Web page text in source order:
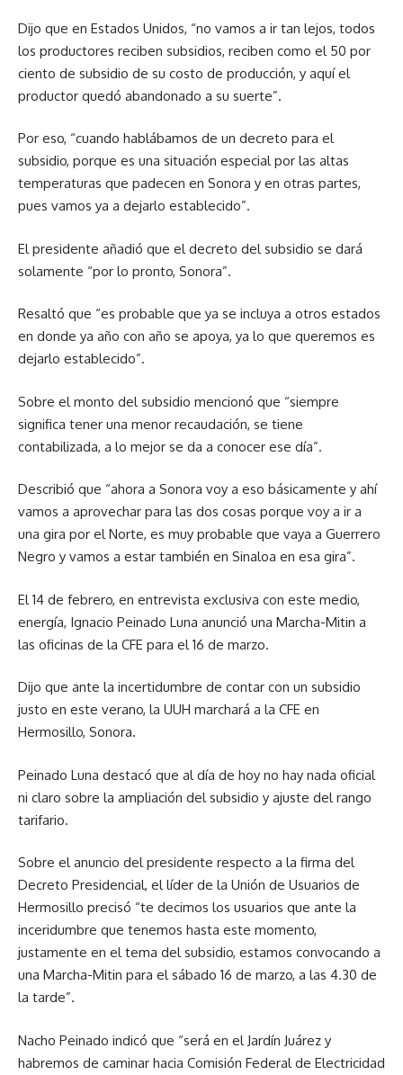
Dijo que en Estados Unidos, “no vamos a ir tan lejos, todos
los productores reciben subsidios, reciben como el 50 por
ciento de subsidio de su costo de producción, y aquí el
productor quedó abandonado a su suerte”.
Por eso, “cuando hablábamos de un decreto para el
subsidio, porque es una situación especial por las altas
temperaturas que padecen en Sonora y en otras partes,
pues vamos ya a dejarlo establecido”.
El presidente añadió que el decreto del subsidio se dará
solamente “por lo pronto, Sonora”.
Resaltó que “es probable que ya se incluya a otros estados
en donde ya año con año se apoya, ya lo que queremos es
dejarlo establecido”.
Sobre el monto del subsidio mencionó que “siempre
significa tener una menor recaudación, se tiene
contabilizada, a lo mejor se da a conocer ese día”.
Describió que “ahora a Sonora voy a eso básicamente y ahí
vamos a aprovechar para las dos cosas porque voy a ir a
una gira por el Norte, es muy probable que vaya a Guerrero
Negro y vamos a estar también en Sinaloa en esa gira”.
El 14 de febrero, en entrevista exclusiva con este medio,
energía, Ignacio Peinado Luna anunció una Marcha-Mitin a
las oficinas de la CFE para el 16 de marzo.
Dijo que ante la incertidumbre de contar con un subsidio
justo en este verano, la UUH marchará a la CFE en
Hermosillo, Sonora.
Peinado Luna destacó que al día de hoy no hay nada oficial
ni claro sobre la ampliación del subsidio y ajuste del rango
tarifario.
Sobre el anuncio del presidente respecto a la firma del
Decreto Presidencial, el líder de la Unión de Usuarios de
Hermosillo precisó “te decimos los usuarios que ante la
inceridumbre que tenemos hasta este momento,
justamente en el tema del subsidio, estamos convocando a
una Marcha-Mitin para el sábado 16 de marzo, a las 4.30 de
la tarde”.
Nacho Peinado indicó que “será en el Jardín Juárez y
habremos de caminar hacia Comisión Federal de Electricidad